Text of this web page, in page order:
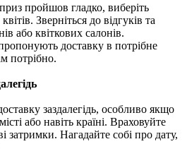
пройшов гладко, виберіть
Зверніться до відгуків та
або квіткових салонів.
доставку в потрібне
потрібно.
заздалегідь, особливо якщо
або навіть країні. Враховуйте
затримки. Нагадайте собі про дату,